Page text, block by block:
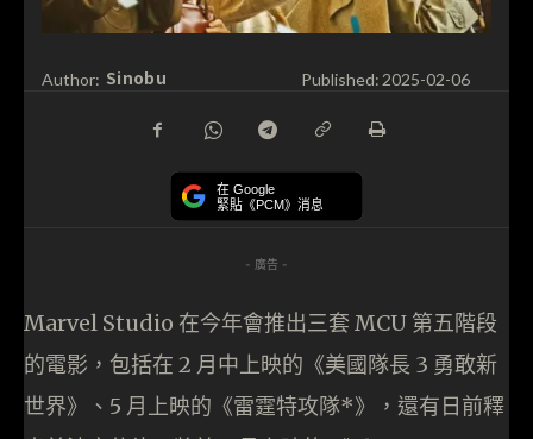
Author: Sinobu Published: 2025-02-06
在 Google
緊貼《PCM》消息
- 廣告 -
Marvel Studio 在今年會推出三套 MCU 第五階段
的電影，包括在 2 月中上映的《美國隊長 3 勇敢新
世界》、5 月上映的《雷霆特攻隊*》，還有日前釋